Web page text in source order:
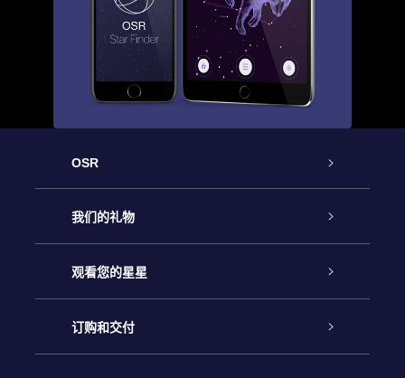
OSR
客户服务
联系我们
博客
我们的礼物
Online Star礼物
OSR 礼物包
观看您的星星
Online Star Register
订购和交付